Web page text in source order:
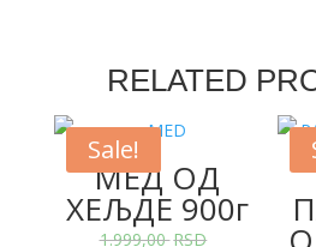
RELATED
Sale!
МЕД ОД
ХЕЉДЕ 900г
1.999,00RSD